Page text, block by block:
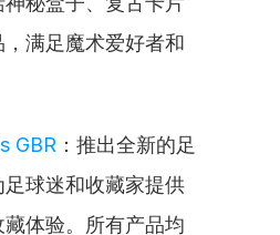
满足魔术爱好者和
GBR ：推出全新的足
球迷和收藏家提供
体验。所有产品均